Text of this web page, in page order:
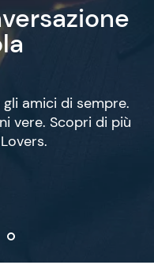
amici di sempre.
vere. Scopri di più